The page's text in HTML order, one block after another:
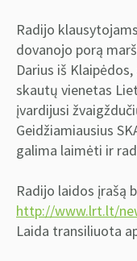
Radijo
dovanojo porą
Darius iš
skautų vienetas
įvardijusi
Geidžiamiausius
galima laimėti ir
Radijo laidos įrašą
http://www.lrt.lt/
Laida transiliuota